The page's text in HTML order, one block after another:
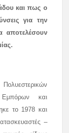
και πως ο
για την
και
το 1978 και
–